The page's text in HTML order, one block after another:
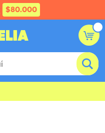
$80.000